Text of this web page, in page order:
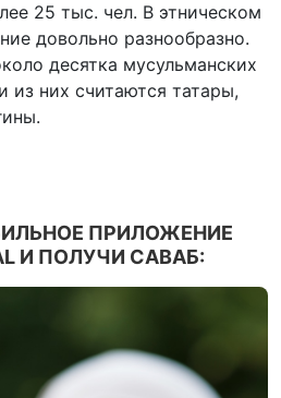
25 тыс. чел. В этническом
довольно разнообразно.
десятка мусульманских
из них считаются татары,
ПРИЛОЖЕНИЕ
И ПОЛУЧИ САВАБ: